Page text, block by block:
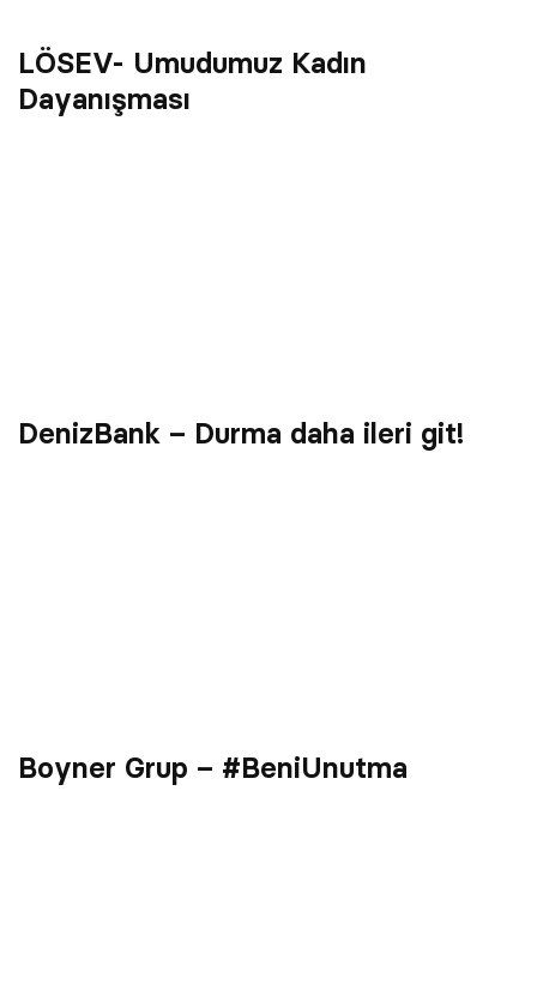
LÖSEV- Umudumuz Kadın
Dayanışması
DenizBank – Durma daha ileri git!
Boyner Grup – #BeniUnutma